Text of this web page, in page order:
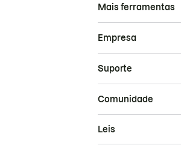
Mais ferramentas
Empresa
Suporte
Comunidade
Leis